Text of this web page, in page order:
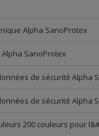
Alpha SanoProtex
Alpha SanoProtex
200 couleurs pour